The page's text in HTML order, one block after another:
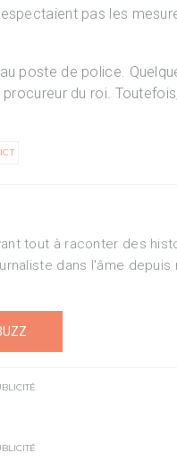
pas les
poste de police.
du roi.
tout à raconter des
dans l'âme depuis